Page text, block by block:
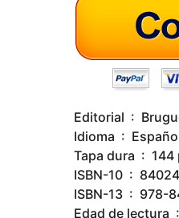
Editorial
Idioma ‏ :
Tapa dura
ISBN-10 ‏ :
ISBN-13 ‏ :